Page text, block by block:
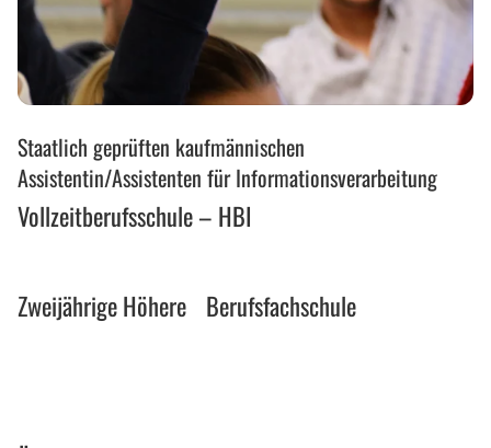
–
HBI
Staatlich geprüften kaufmännischen
Assistentin/Assistenten für Informationsverarbeitung
Vollzeitberufsschule – HBI
Höhere
Zweijährige Höhere Berufsfachschule